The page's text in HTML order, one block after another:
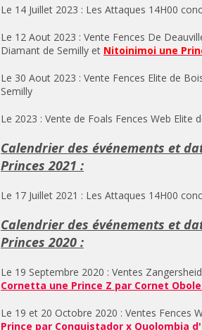
Le 14 Juillet 2023 : Les Attaques 14H00
Le 12 Aout 2023 : Vente Fences De
Diamant de Semilly et Nitoinimoi une
Le 30 Aout 2023 : Vente Fences Elite de
Semilly
Le 2023 : Vente de Foals Fences Web Elite
Calendrier des événements et
Princes 2021 :
Le 17 Juillet 2021 : Les Attaques 14H00
Calendrier des événements et
Princes 2020 :
Le 19 Septembre 2020 : Ventes
Cornetta une Prince Z par Cornet
Le 19 et 20 Octobre 2020 : Ventes Fences
Prince par Conquistador x Quolombia